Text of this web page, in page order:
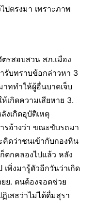
ปตรงมา เพราะภาพ
รสอบสวน สภ.เมือง
รับทราบข้อกล่าวหา 3
ททำให้ผู้อื่นบาดเจ็บ
เกิดความเสียหาย 3.
งเกิดอุบัติเหตุ
รอ้างว่า ขณะขับรถมา
คิดว่าชนเข้ากับกองหิน
ตกคลองไปแล้ว หลัง
พิ่งมารู้ตัวอีกวันว่าเกิด
ย. ตนต้องจอดช่วย
เสธว่าไม่ได้ดื่มสุรา